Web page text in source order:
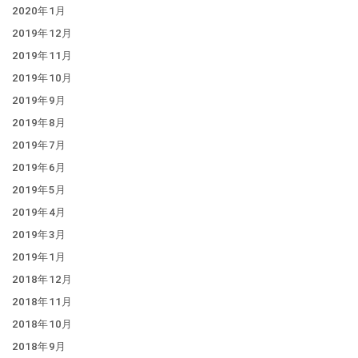
2020年1月
2019年12月
2019年11月
2019年10月
2019年9月
2019年8月
2019年7月
2019年6月
2019年5月
2019年4月
2019年3月
2019年1月
2018年12月
2018年11月
2018年10月
2018年9月